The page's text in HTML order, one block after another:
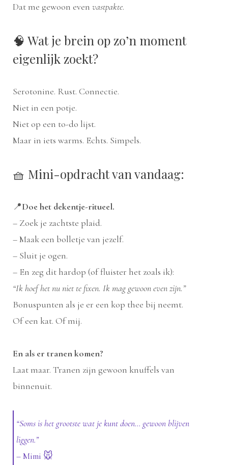
Dat me gewoon even vastpakte.
🧠 Wat je brein op zo’n moment
eigenlijk zoekt?
Serotonine. Rust. Connectie.
Niet in een potje.
Niet op een to-do lijst.
Maar in iets warms. Echts. Simpels.
🧺 Mini-opdracht van vandaag:
📍Doe het dekentje-ritueel.
– Zoek je zachtste plaid.
– Maak een bolletje van jezelf.
– Sluit je ogen.
– En zeg dit hardop (of fluister het zoals ik):
“Ik hoef het nu niet te fixen. Ik mag gewoon even zijn.”
Bonuspunten als je er een kop thee bij neemt.
Of een kat. Of mij.
En als er tranen komen?
Laat maar. Tranen zijn gewoon knuffels van
binnenuit.
“Soms is het grootste wat je kunt doen... gewoon blijven
liggen.”
– Mimi 🐭